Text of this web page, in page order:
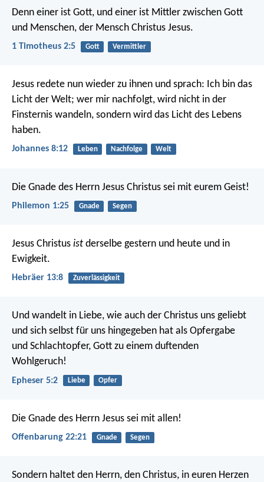
Denn einer ist Gott, und einer ist Mittler zwischen Gott
und Menschen, der Mensch Christus Jesus.
1 Timotheus 2:5 Gott Vermittler
Jesus redete nun wieder zu ihnen und sprach: Ich bin das
Licht der Welt; wer mir nachfolgt, wird nicht in der
Finsternis wandeln, sondern wird das Licht des Lebens
haben.
Johannes 8:12 Leben Nachfolge Welt
Die Gnade des Herrn Jesus Christus sei mit eurem Geist!
Philemon 1:25 Gnade Segen
Jesus Christus ist derselbe gestern und heute und in
Ewigkeit.
Hebräer 13:8 Zuverlässigkeit
Und wandelt in Liebe, wie auch der Christus uns geliebt
und sich selbst für uns hingegeben hat als Opfergabe
und Schlachtopfer, Gott zu einem duftenden
Wohlgeruch!
Epheser 5:2 Liebe Opfer
Die Gnade des Herrn Jesus sei mit allen!
Offenbarung 22:21 Gnade Segen
Sondern haltet den Herrn, den Christus, in euren Herzen